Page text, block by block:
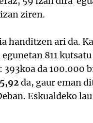
ziren.
handitzen ari da.
811
393koa da
da, gaur eman
Eskualdeko